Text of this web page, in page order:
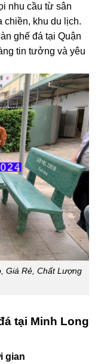
nhu cầu từ sân
khu du lịch.
ghế đá tại Quận
tin tưởng và yêu
Giá Rẻ, Chất Lượng
tại Minh Long
gian